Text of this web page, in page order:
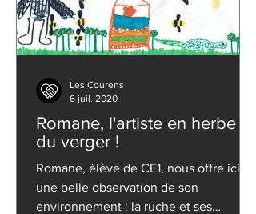
Romane, l'artiste en herbe
du verger !
Romane, élève de CE1, nous offre ici
une belle observation de son
environnement : la ruche et ses
Les Courens
6 juil. 2020